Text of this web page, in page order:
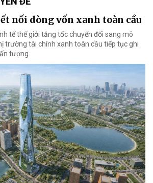
nối dòng vốn xanh toàn cầu
tế thế giới tăng tốc chuyển đổi sang mô
trường tài chính xanh toàn cầu tiếp tục ghi
tượng.